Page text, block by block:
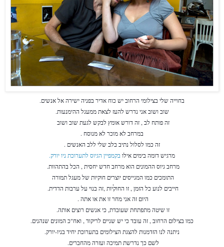
בחוייה שלי בצילומי הרחוב יש כוח אדיר בפניה ישירה אל אנשים.
שוב ושוב אני נדרש להעז לצאת ממעגל ההימנעות.
זה פותח לב , זה דורש אומץ לבקש לגעת שוב ושוב
במרחב לא מוכר לא מנוסח .
זה כמו לסלול נתיב בלב שלי ללב האנשים .
מרגיש דומה בימים אילו בקמפיין הגיוס לתערוכת ניו יורק.
מרחב גיוס ההמונים הוא מרחב חדש יחסית , הכל בהתהוות.
התומכים כמו המגייסים יוצרים חוקיות של מעגל תמורה
,
חייבים לנוע כל הזמן , זו החוקיות ,זה בנוי על ערבות הדדית.
היום זה אני מחר זו את או אתה .
זו שיטה מתפתחת שעובדת, כי אנשים רוצים אותה.
כמו בצילום הרחוב , זה עובד כי יש שניים לריקוד , ואח"כ המונים שנהנים.
ניתנה לנו הזדמנות להצגת הצילומים בתערוכת יחיד בניו-יורק.
לשם כך נדרשת תמיכה ועזרה מהחברים.